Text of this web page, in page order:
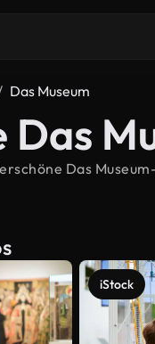
Das Museum
Das
Das
iStock